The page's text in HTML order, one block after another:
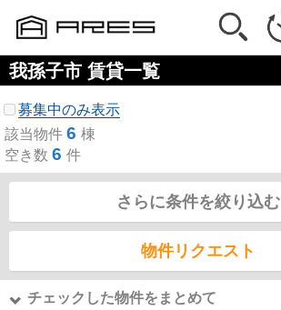
我孫子市 賃貸一覧
募集中のみ表示
該当物件 6 棟
空き数 6 件
さらに条件を絞り込む
物件リクエスト
チェックした物件をまとめて